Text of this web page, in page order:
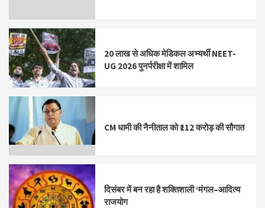
20 लाख से अधिक मेडिकल अभ्यर्थी NEET-
UG 2026 पुनर्परीक्षा में शामिल
CM धामी की नैनीताल को ₹112 करोड़ की सौगात
दिसंबर में बन रहा है शक्तिशाली ‘मंगल–आदित्य
राजयोग